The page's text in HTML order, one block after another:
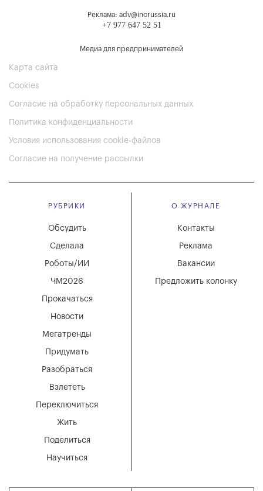
Реклама: adv@incrussia.ru
+7 977 647 52 51
Медиа для предпринимателей
Карта сайта
Cookies
Согласие на обработку персональных данных
Политика конфиденциальности
Условия использования cookie-файлов
Согласие на получение рассылки
РУБРИКИ
Мегатренды
Придумать
Разобраться
Взлететь
Новости
Переключиться
Жить
Поделиться
Научиться
Обсудить
Сделала
Роботы/ИИ
ЧМ2026
Прокачаться
О ЖУРНАЛЕ
Вакансии
Реклама
Контакты
Предложить колонку